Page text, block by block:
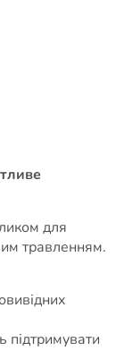
для
травленням.
підтримувати